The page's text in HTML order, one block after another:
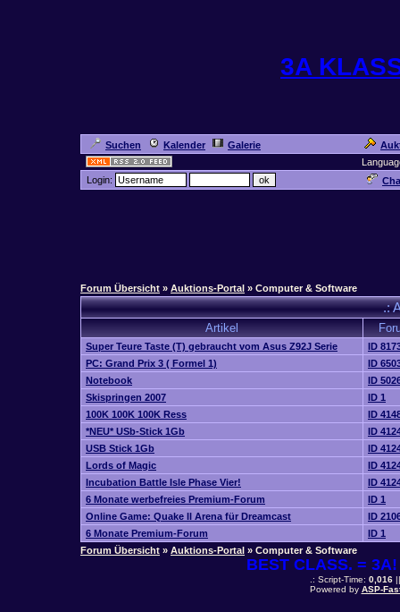
3A
Suchen Kalender Galerie
Login:
Forum Übersicht » Auktions-Portal » Computer & Software
.:
Artikel
Super Teure Taste (T) gebraucht vom Asus Z92J Serie
ID
PC: Grand Prix 3 ( Formel 1)
ID
Notebook
ID
Skispringen 2007
ID 1
100K 100K 100K Ress
ID
*NEU* USb-Stick 1Gb
ID
USB Stick 1Gb
ID
Lords of Magic
ID
Incubation Battle Isle Phase Vier!
ID
6 Monate werbefreies Premium-Forum
ID 1
Online Game: Quake ll Arena für Dreamcast
ID
6 Monate Premium-Forum
ID 1
Forum Übersicht » Auktions-Portal » Computer & Software
BEST CLASS. =
.: Script-Time: 0,016||
Powered by ASP-